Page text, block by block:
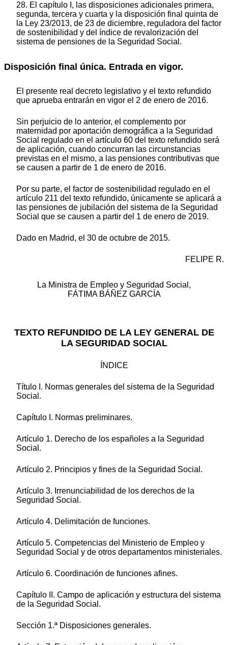
28. El capítulo I, las disposiciones adicionales primera,
segunda, tercera y cuarta y la disposición final quinta de
la Ley 23/2013, de 23 de diciembre, reguladora del factor
de sostenibilidad y del índice de revalorización del
sistema de pensiones de la Seguridad Social.
Disposición final única. Entrada en vigor.
El presente real decreto legislativo y el texto refundido
que aprueba entrarán en vigor el 2 de enero de 2016.
Sin perjuicio de lo anterior, el complemento por
maternidad por aportación demográfica a la Seguridad
Social regulado en el artículo 60 del texto refundido será
de aplicación, cuando concurran las circunstancias
previstas en el mismo, a las pensiones contributivas que
se causen a partir de 1 de enero de 2016.
Por su parte, el factor de sostenibilidad regulado en el
artículo 211 del texto refundido, únicamente se aplicará a
las pensiones de jubilación del sistema de la Seguridad
Social que se causen a partir del 1 de enero de 2019.
Dado en Madrid, el 30 de octubre de 2015.
FELIPE R.
La Ministra de Empleo y Seguridad Social,
FÁTIMA BÁÑEZ GARCÍA
TEXTO REFUNDIDO DE LA LEY GENERAL DE
LA SEGURIDAD SOCIAL
ÍNDICE
Título I. Normas generales del sistema de la Seguridad
Social.
Capítulo I. Normas preliminares.
Artículo 1. Derecho de los españoles a la Seguridad
Social.
Artículo 2. Principios y fines de la Seguridad Social.
Artículo 3. Irrenunciabilidad de los derechos de la
Seguridad Social.
Artículo 4. Delimitación de funciones.
Artículo 5. Competencias del Ministerio de Empleo y
Seguridad Social y de otros departamentos ministeriales.
Artículo 6. Coordinación de funciones afines.
Capítulo II. Campo de aplicación y estructura del sistema
de la Seguridad Social.
Sección 1.ª Disposiciones generales.